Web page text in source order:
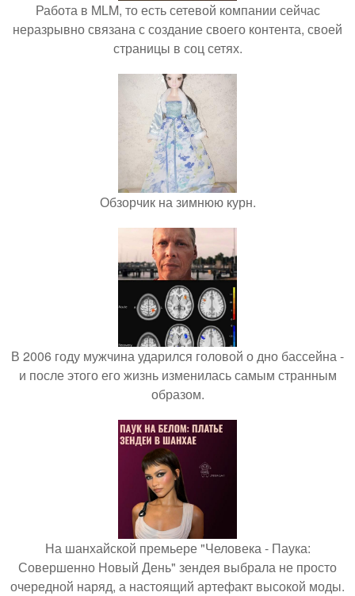
Работа в MLM, то есть сетевой компании сейчас
неразрывно связана с создание своего контента, своей
страницы в соц сетях.
Обзорчик на зимнюю курн.
В 2006 году мужчина ударился головой о дно бассейна -
и после этого его жизнь изменилась самым странным
образом.
На шанхайской премьере "Человека - Паука:
Совершенно Новый День" зендея выбрала не просто
очередной наряд, а настоящий артефакт высокой моды.